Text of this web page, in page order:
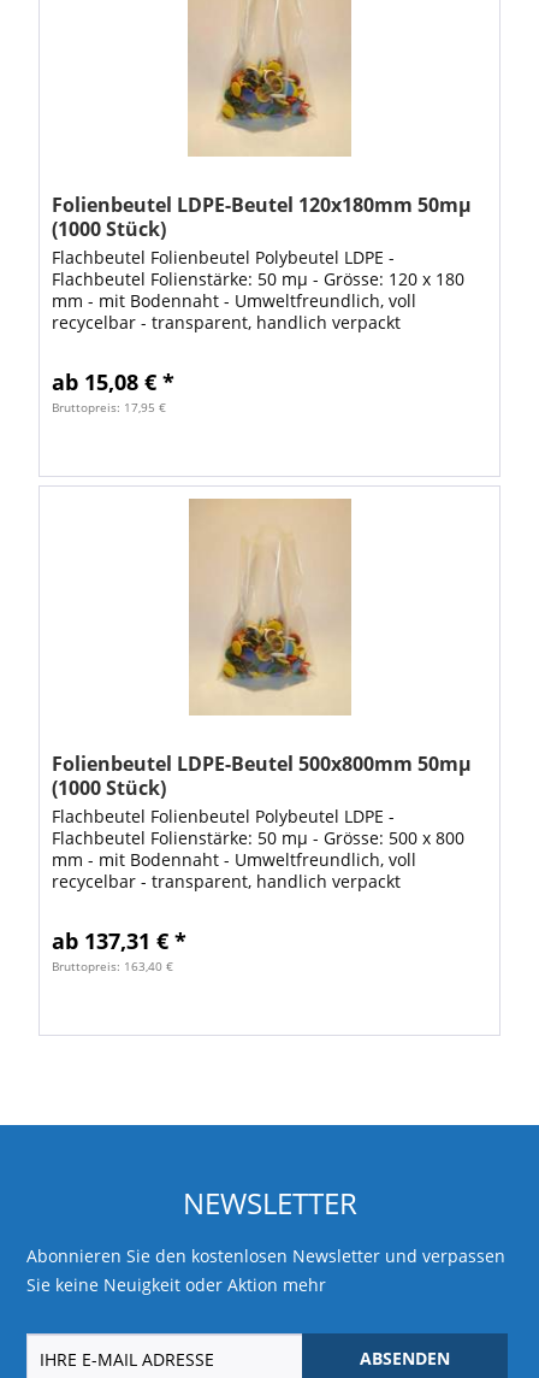
Folienbeutel LDPE-Beutel 120x180mm 50mµ
(1000 Stück)
Flachbeutel Folienbeutel Polybeutel LDPE -
Flachbeutel Folienstärke: 50 mµ - Grösse: 120 x 180
mm - mit Bodennaht - Umweltfreundlich, voll
recycelbar - transparent, handlich verpackt
ab 15,08 € *
Bruttopreis: 17,95 €
Folienbeutel LDPE-Beutel 500x800mm 50mµ
(1000 Stück)
Flachbeutel Folienbeutel Polybeutel LDPE -
Flachbeutel Folienstärke: 50 mµ - Grösse: 500 x 800
mm - mit Bodennaht - Umweltfreundlich, voll
recycelbar - transparent, handlich verpackt
ab 137,31 € *
Bruttopreis: 163,40 €
NEWSLETTER
Abonnieren Sie den kostenlosen Newsletter und verpassen
Sie keine Neuigkeit oder Aktion mehr
ABSENDEN